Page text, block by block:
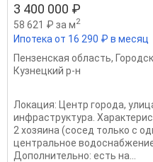
3 400 000 ₽
58 621 ₽ за м2
Ипотека от 16 290 ₽ в месяц
Пензенская область,
Кузнецкий р-н
Локация: Центр города,
инфраструктура.
2 хозяина (сосед только с
центральное
Дополнительно: есть на...